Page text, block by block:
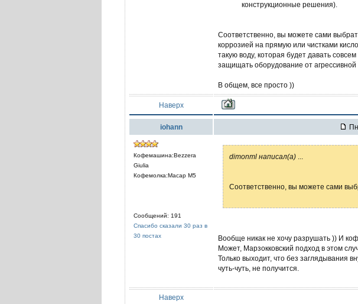
конструкционные решения).
Соответственно, вы можете сами
коррозией на прямую или чистками
такую воду, которая будет давать
защищать оборудование от агрессивной
В общем, все просто ))
Наверх
iohann
Кофемашина:Bezzera
Giulia
Кофемолка:Macap M5
Сообщений: 191
Спасибо сказали 30 раз в
30 постах
dimonml написал(а)
Соответственно, вы можете сами
Вообще никак не хочу разрушать )) И
Может, Марзокковский подход в этом
Только выходит, что без заглядывания
чуть-чуть, не получится.
Наверх